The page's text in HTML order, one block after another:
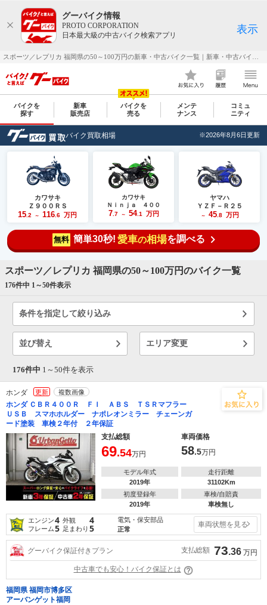
グーバイク情報
PROTO CORPORATION
日本最大級の中古バイク検索アプリ
表示
バイクを
探す
新車
販売店
バイクを
売る
メンテ
ナンス
コミュ
ニティ
バイク買取相場 ※2026年8月6日更新
カワサキ
Ｚ９００ＲＳ
15 .2 ～ 116 .6 万円
カワサキ
Ｎｉｎｊａ ４００
7.7 ～ 54.1 万円
ヤマハ
ＹＺＦ－Ｒ２５
～ 45.8 万円
無料 簡単30秒! 愛車の相場を調べる
スポーツ／レプリカ 福岡県の50～100万円のバイク一覧
176件中 1～50件表示
条件を指定して絞り込み
並び替え エリア変更
176件中 1～ 50件を表示
ホンダ 更新 複数画像
ホンダ ＣＢＲ４００Ｒ ＦＩ ＡＢＳ ＴＳＲマフラー
ＵＳＢ スマホホルダー ナポレオンミラー チェーンガ
ード塗装 車検２年付 ２年保証
支払総額
車両価格
69.54万円 58.5万円
モデル年式
2019年
走行距離
31102Km
初度登録年
2019年
車検/自賠責
車検無し
エンジン4 外観 4
フレーム5 足まわり 5
電気・保安部品
正常
車両状態を見る
グーバイク保証付きプラン 支払総額 73.36 万円
中古車でも安心！バイク保証とは
福岡県 福岡市博多区
アーバンゲット福岡